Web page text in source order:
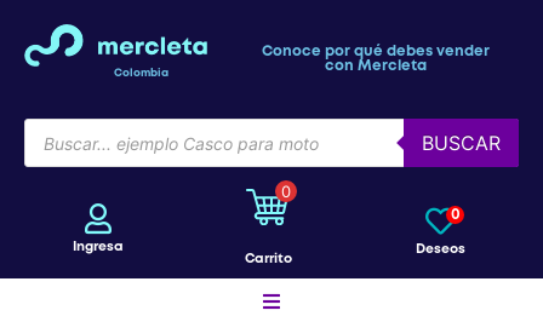
Colombia
Conoce por qué debes vender
con Mercleta
BUSCAR
Ingresa
0
Carrito
Deseos
0